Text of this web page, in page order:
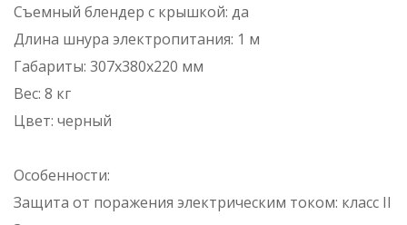
Съемный блендер с крышкой: да
Длина шнура электропитания: 1 м
Габариты: 307x380x220 мм
Вес: 8 кг
Цвет: черный
Особенности:
Защита от поражения электрическим током: класс II